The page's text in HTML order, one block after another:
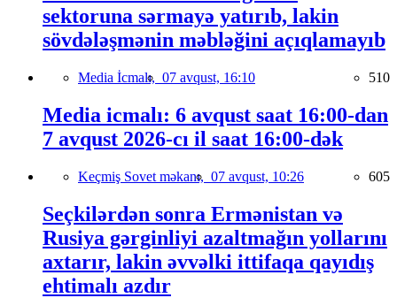
sektoruna sərmayə yatırıb, lakin
sövdələşmənin məbləğini açıqlamayıb
Media İcmalı, 07 avqust, 16:10 510
Media icmalı: 6 avqust saat 16:00-dan
7 avqust 2026-cı il saat 16:00-dək
Keçmiş Sovet məkanı, 07 avqust, 10:26 605
Seçkilərdən sonra Ermənistan və
Rusiya gərginliyi azaltmağın yollarını
axtarır, lakin əvvəlki ittifaqa qayıdış
ehtimalı azdır